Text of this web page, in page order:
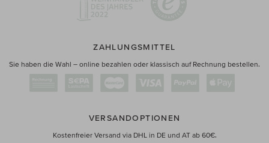
ZAHLUNGSMITTEL
Sie haben die Wahl – online bezahlen oder klassisch auf Rechnung bestellen.
VERSANDOPTIONEN
Kostenfreier Versand via DHL in DE und AT ab 60€.